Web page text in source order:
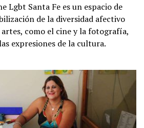
Lgbt Santa Fe es un espacio de
de la diversidad afectivo
artes, como el cine y la fotografía,
expresiones de la cultura.